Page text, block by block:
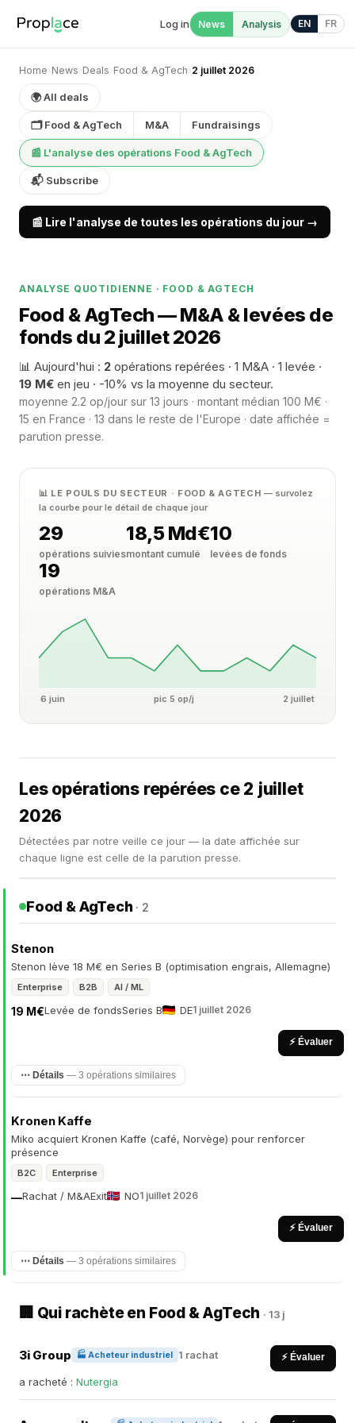
Log in News Analysis EN FR
Home› News› Deals› Food & AgTech› 2 juillet 2026
🌍 All deals
🗂 Food & AgTech M&A Fundraisings
📰 L'analyse des opérations Food & AgTech
📬 Subscribe
📰 Lire l'analyse de toutes les opérations du jour →
ANALYSE QUOTIDIENNE · FOOD & AGTECH
Food & AgTech — M&A & levées de
fonds du 2 juillet 2026
📊 Aujourd'hui : 2 opérations repérées · 1 M&A · 1 levée ·
19 M€ en jeu · -10% vs la moyenne du secteur.
moyenne 2.2 op/jour sur 13 jours · montant médian 100 M€ ·
15 en France · 13 dans le reste de l'Europe · date affichée =
parution presse.
📊 LE POULS DU SECTEUR · FOOD & AGTECH— survolez
la courbe pour le détail de chaque jour
29
opérations suivies
18,5 Md€
montant cumulé
10
levées de fonds
19
opérations M&A
6 juin pic 5 op/j 2 juillet
Les opérations repérées ce 2 juillet
2026
Détectées par notre veille ce jour — la date affichée sur
chaque ligne est celle de la parution presse.
Food & AgTech · 2
Stenon
Stenon lève 18 M€ en Series B (optimisation engrais, Allemagne)
Enterprise B2B AI / ML
Levée de fonds
19 M€ Series B DE1 juillet 2026
⚡ Évaluer
⋯ Détails — 3 opérations similaires
Kronen Kaffe
Miko acquiert Kronen Kaffe (café, Norvège) pour renforcer
présence
B2C Enterprise
Rachat / M&A
— Exit NO1 juillet 2026
⚡ Évaluer
⋯ Détails — 3 opérations similaires
🏢 Qui rachète en Food & AgTech · 13 j
3i Group 🏭 Acheteur industriel 1 rachat ⚡ Évaluer
a racheté : Nutergia